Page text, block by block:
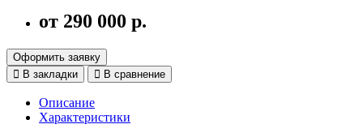
от 290 000 р.
Оформить заявку
В закладки
В сравнение
Описание
Характеристики